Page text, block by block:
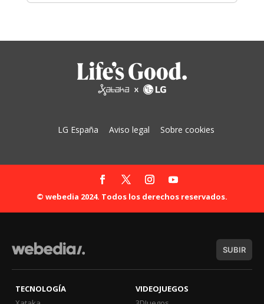
LG España Aviso legal Sobre cookies
© webedia 2024. Todos los derechos reservados.
SUBIR
TECNOLOGÍA
VIDEOJUEGOS